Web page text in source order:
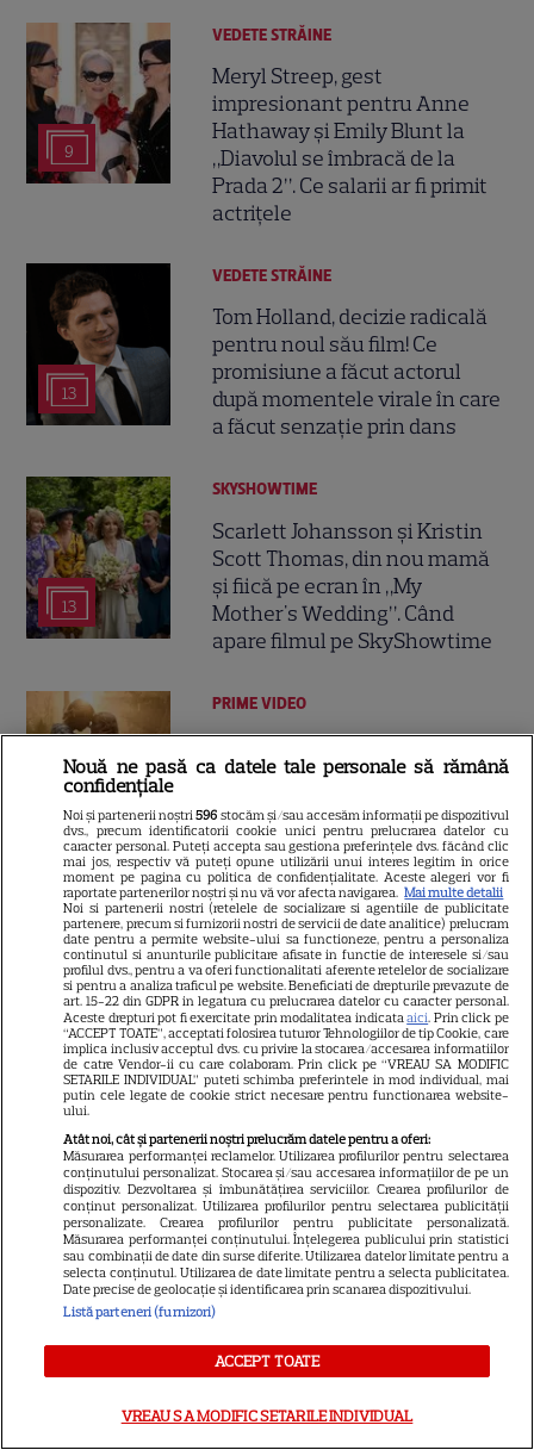
9
VEDETE STRĂINE
Meryl Streep, gest
impresionant pentru Anne
Hathaway și Emily Blunt la
„Diavolul se îmbracă de la
Prada 2”. Ce salarii ar fi primit
actrițele
13
VEDETE STRĂINE
Tom Holland, decizie radicală
pentru noul său film! Ce
promisiune a făcut actorul
după momentele virale în care
a făcut senzație prin dans
13
SKYSHOWTIME
Scarlett Johansson și Kristin
Scott Thomas, din nou mamă
și fiică pe ecran în „My
Mother's Wedding”. Când
apare filmul pe SkyShowtime
9
PRIME VIDEO
Jamie Campbell Bower, starul
din „Stranger Things”, intră în
Ce rol legendar va interpreta în
sezonul 3
5
NETFLIX
„Palatul de Est”, noul fenomen
coreean de pe Netflix: Regele
blestemat, fantomele și
exorcistul care sfidează
moartea
PRIME VIDEO
Când „Fălci” se întâlnește cu
„Coborâre întunecată”:
Producția claustrofobă de pe
Prime Video ce nu trebuie
ratată
DISNEY PLUS
Ce vedem pe streaming între
27 iulie și 2 august 2026:
Nouă ne pasă ca datele tale personale să rămână
confidențiale
Noi și partenerii noștri596 stocăm și/sau accesăm informații pe dispozitivul
dvs., precum identificatorii cookie unici pentru prelucrarea datelor cu
caracter personal. Puteți accepta sau gestiona preferințele dvs. făcând clic
mai jos, respectiv vă puteți opune utilizării unui interes legitim în orice
moment pe pagina cu politica de confidențialitate. Aceste alegeri vor fi
raportate partenerilor noștri și nu vă vor afecta navigarea. Mai multe detalii
Noi si partenerii nostri (retelele de socializare si agentiile de publicitate
partenere, precum si furnizorii nostri de servicii de date analitice) prelucram
date pentru a permite website-ului sa functioneze, pentru a personaliza
continutul si anunturile publicitare afisate in functie de interesele si/sau
profilul dvs., pentru a va oferi functionalitati aferente retelelor de socializare
si pentru a analiza traficul pe website. Beneficiati de drepturile prevazute de
art. 15-22 din GDPR in legatura cu prelucrarea datelor cu caracter personal.
Aceste drepturi pot fi exercitate prin modalitatea indicataaici. Prin click pe
“ACCEPT TOATE”, acceptati folosirea tuturor Tehnologiilor de tip Cookie, care
implica inclusiv acceptul dvs. cu privire la stocarea/accesarea informatiilor
de catre Vendor-ii cu care colaboram. Prin click pe “VREAU SA MODIFIC
SETARILE INDIVIDUAL” puteti schimba preferintele in mod individual, mai
putin cele legate de cookie strict necesare pentru functionarea website-
ului.
Atât noi, cât și partenerii noștri prelucrăm datele pentru a oferi:
Măsurarea performanței reclamelor. Utilizarea profilurilor pentru selectarea
conținutului personalizat. Stocarea și/sau accesarea informațiilor de pe un
dispozitiv. Dezvoltarea și îmbunătățirea serviciilor. Crearea profilurilor de
conținut personalizat. Utilizarea profilurilor pentru selectarea publicității
personalizate. Crearea profilurilor pentru publicitate personalizată.
Măsurarea performanței conținutului. Înțelegerea publicului prin statistici
sau combinații de date din surse diferite. Utilizarea datelor limitate pentru a
selecta conținutul. Utilizarea de date limitate pentru a selecta publicitatea.
Date precise de geolocație și identificarea prin scanarea dispozitivului.
Listă parteneri (furnizori)
ACCEPT TOATE
VREAU SA MODIFIC SETARILE INDIVIDUAL